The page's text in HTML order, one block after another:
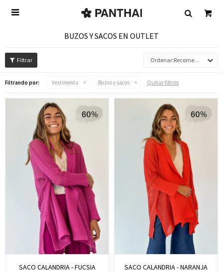

BUZOS Y SACOS EN OUTLET
Recomendados
Filtrando por: Vestimenta Buzos y sacos Quitar filtros
SACO CALANDRIA - FUCSIA SACO CALANDRIA - NARANJA